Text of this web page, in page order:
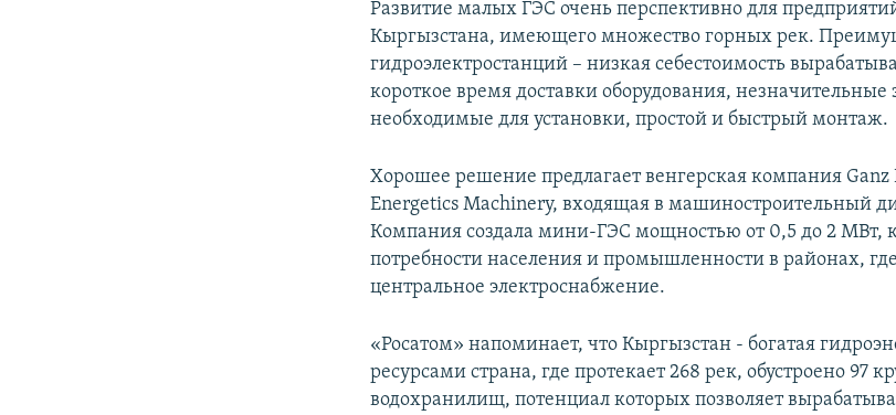
Развитие малых ГЭС очень перспективно для
Кыргызстана, имеющего множество горных рек.
гидроэлектростанций – низкая себестоимость
короткое время доставки оборудования,
необходимые для установки, простой и быстрый монтаж.
Хорошее решение предлагает венгерская компания Ganz
Energetics Machinery, входящая в машиностроительный
Компания создала мини-ГЭС мощностью от 0,5 до 2 МВт,
потребности населения и промышленности в районах, где
центральное электроснабжение.
«Росатом» напоминает, что Кыргызстан - богатая
ресурсами страна, где протекает 268 рек, обустроено 97
водохранилищ, потенциал которых позволяет